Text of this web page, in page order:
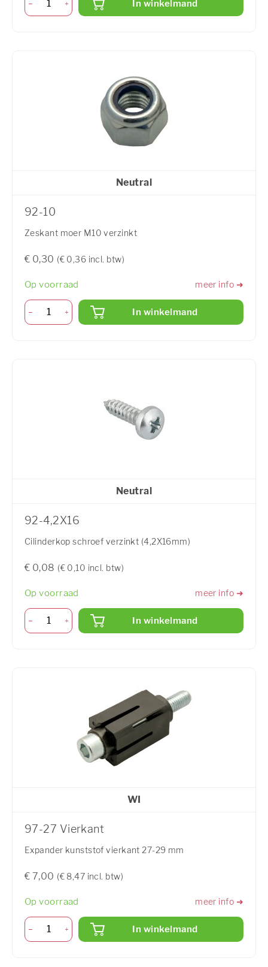
In winkelmand
Neutral
92-10
Zeskant moer M10 verzinkt
€ 0,30 (€ 0,36 incl. btw)
Op voorraad meer info ➜
In winkelmand
Neutral
92-4,2X16
Cilinderkop schroef verzinkt (4,2X16mm)
€ 0,08 (€ 0,10 incl. btw)
Op voorraad meer info ➜
In winkelmand
WI
97-27 Vierkant
Expander kunststof vierkant 27-29 mm
€ 7,00 (€ 8,47 incl. btw)
Op voorraad meer info ➜
In winkelmand